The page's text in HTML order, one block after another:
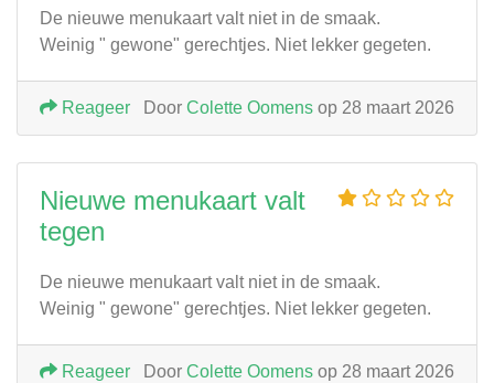
De nieuwe menukaart valt niet in de smaak.
Weinig " gewone" gerechtjes. Niet lekker gegeten.
Door Colette Oomens op 28 maart 2026
Reageer
Nieuwe menukaart valt
tegen
De nieuwe menukaart valt niet in de smaak.
Weinig " gewone" gerechtjes. Niet lekker gegeten.
Door Colette Oomens op 28 maart 2026
Reageer